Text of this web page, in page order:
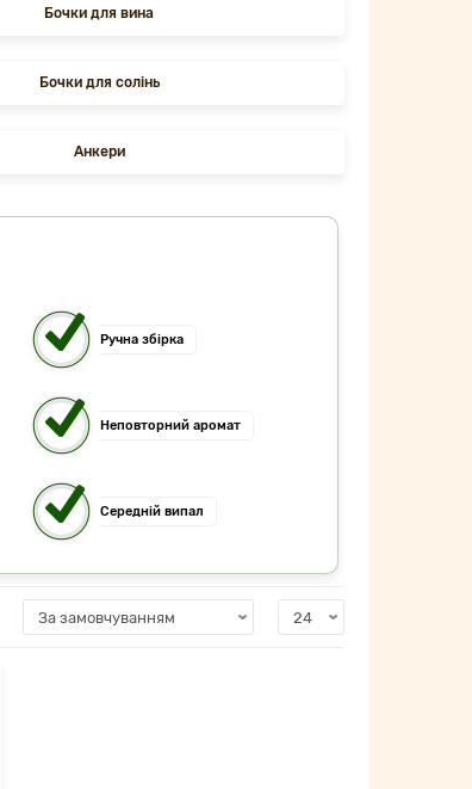
Бочки для вина
Бочки для солінь
Анкери
Ручна збірка
Неповторний аромат
Середній випал